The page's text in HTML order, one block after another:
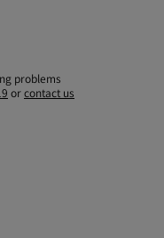
problems
orcontact us